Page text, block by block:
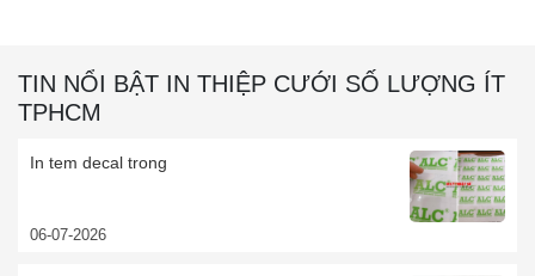
TIN NỔI BẬT IN THIỆP CƯỚI SỐ LƯỢNG ÍT
TPHCM
In tem decal trong
06-07-2026